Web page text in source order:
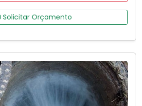
Solicitar Orçamento